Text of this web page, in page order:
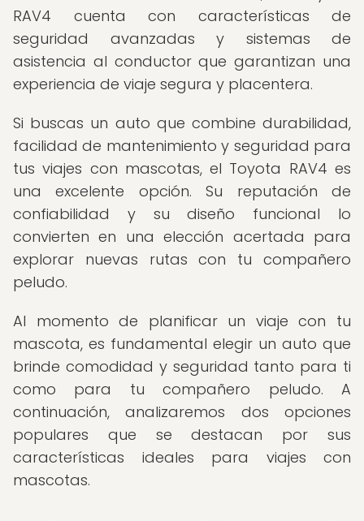
RAV4 cuenta con características de
seguridad avanzadas y sistemas de
asistencia al conductor que garantizan una
experiencia de viaje segura y placentera.
Si buscas un auto que combine durabilidad,
facilidad de mantenimiento y seguridad para
tus viajes con mascotas, el Toyota RAV4 es
una excelente opción. Su reputación de
confiabilidad y su diseño funcional lo
convierten en una elección acertada para
explorar nuevas rutas con tu compañero
peludo.
Al momento de planificar un viaje con tu
mascota, es fundamental elegir un auto que
brinde comodidad y seguridad tanto para ti
como para tu compañero peludo. A
continuación, analizaremos dos opciones
populares que se destacan por sus
características ideales para viajes con
mascotas.